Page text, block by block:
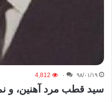
۹۸/۰۱/۱۹ ۰ 4,812
سید قطب مرد آهنین، و